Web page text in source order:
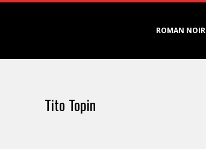
ROMAN NOIR
Tito Topin